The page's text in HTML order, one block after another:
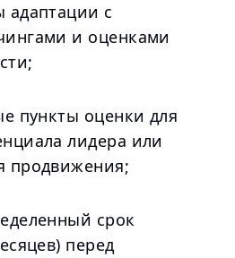
адаптации с
и оценками
пункты оценки для
лидера или
продвижения;
срок
перед